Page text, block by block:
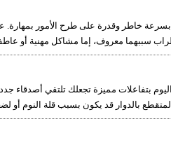
خاطر وقدرة على طرح الأمور
سببهما معروف، إما مشاكل مهنية أو
بتفاعلات مميزة تجعلك تلتقي أصدقاء
المتقطع بالدوار قد يكون بسبب قلة النوم أو